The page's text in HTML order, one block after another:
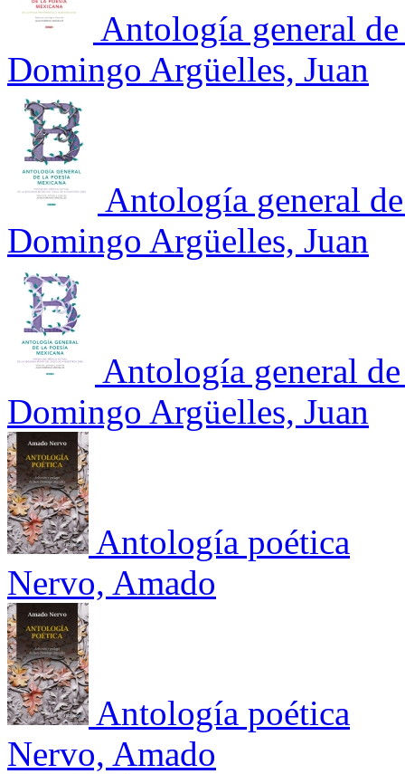
Antología general
Domingo Argüelles, Juan
Antología general
Domingo Argüelles, Juan
Antología general
Domingo Argüelles, Juan
Antología poética
Nervo, Amado
Antología poética
Nervo, Amado